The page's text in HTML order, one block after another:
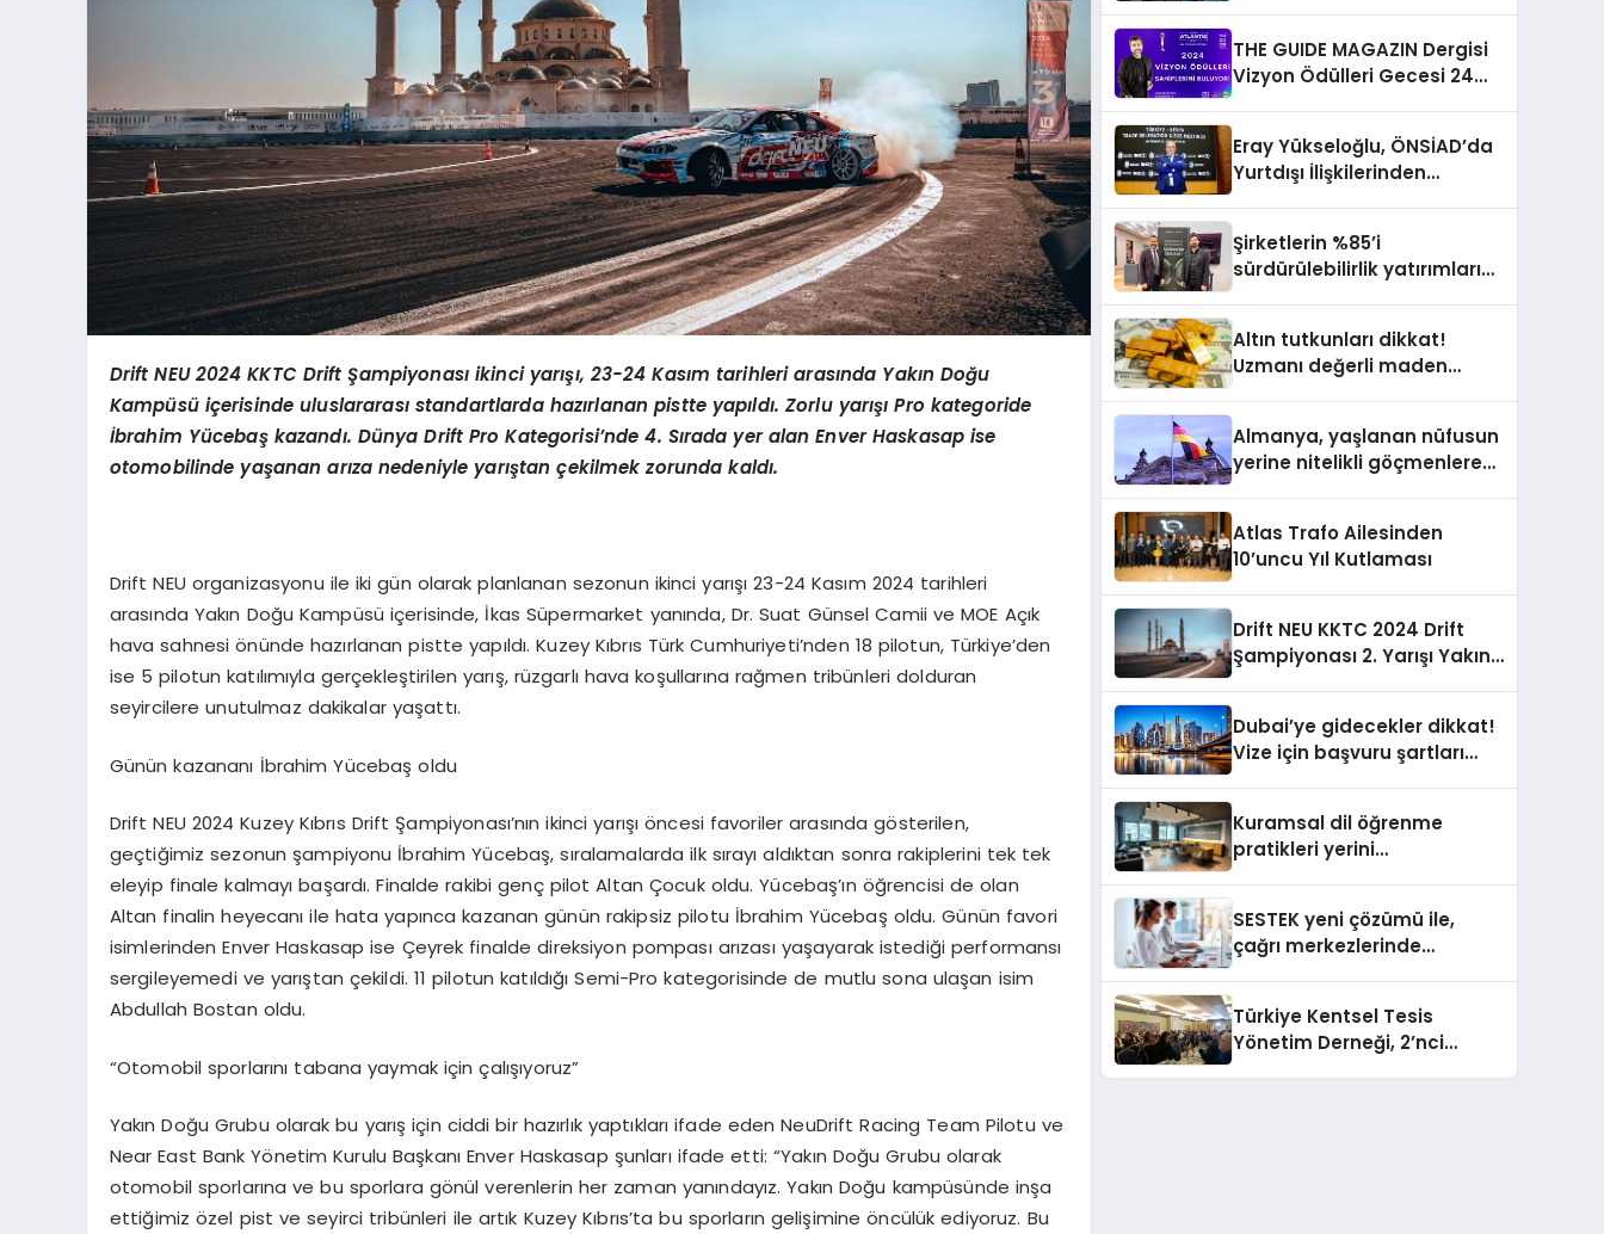
Drift NEU 2024 KKTC DriftŞampiyonası ikinci yarışı, 23-24 Kasım tarihleri arasında Yakın Doğu
Kampüsü içerisinde uluslararası standartlarda hazırlanan pistte yapıldı. Zorlu yarışı Pro kategoride
İbrahim Yücebaş kazandı. Dünya Drift Pro Kategorisi’nde 4. Sırada yer alan Enver Haskasap ise
otomobilinde yaşanan arıza nedeniyle yarıştan çekilmek zorunda kaldı.
Drift NEU organizasyonu ile iki gün olarak planlanan sezonun ikinci yarışı 23-24 Kasım 2024 tarihleri
arasında Yakın Doğu Kampüsü içerisinde, İkas Süpermarket yanında, Dr. Suat Günsel Camii ve MOE Açık
hava sahnesi önünde hazırlanan pistte yapıldı. Kuzey Kıbrıs Türk Cumhuriyeti’nden 18 pilotun, Türkiye’den
ise 5 pilotun katılımıyla gerçekleştirilen yarış, rüzgarlı hava koşullarına rağmen tribünleri dolduran
seyircilere unutulmaz dakikalar yaşattı.
Günün kazananı İbrahim Yücebaş oldu
Drift NEU 2024 Kuzey Kıbrıs Drift Şampiyonası’nın ikinci yarışı öncesi favoriler arasında gösterilen,
geçtiğimiz sezonun şampiyonu İbrahim Yücebaş, sıralamalarda ilk sırayı aldıktan sonra rakiplerini tek tek
eleyip finale kalmayı başardı. Finalde rakibi genç pilot Altan Çocuk oldu. Yücebaş’ın öğrencisi de olan
Altan finalin heyecanı ile hata yapınca kazanan günün rakipsiz pilotu İbrahim Yücebaş oldu. Günün favori
isimlerinden Enver Haskasap ise Çeyrek finalde direksiyon pompası arızası yaşayarak istediği performansı
sergileyemedi ve yarıştan çekildi. 11 pilotun katıldığı Semi-Pro kategorisinde de mutlu sona ulaşan isim
Abdullah Bostan oldu.
“Otomobil sporlarını tabana yaymak için çalışıyoruz”
Yakın Doğu Grubu olarak bu yarış için ciddi bir hazırlık yaptıkları ifade eden NeuDrift Racing Team Pilotu ve
Near East Bank Yönetim Kurulu Başkanı Enver Haskasap şunları ifade etti: “Yakın Doğu Grubu olarak
otomobil sporlarına ve bu sporlara gönül verenlerin her zaman yanındayız. Yakın Doğu kampüsünde inşa
ettiğimiz özel pist ve seyirci tribünleri ile artık Kuzey Kıbrıs’ta bu sporların gelişimine öncülük ediyoruz. Bu
THE GUIDE MAGAZIN Dergisi
Vizyon Ödülleri Gecesi 24
Eray Yükseloğlu, ÖNSİAD’da
Yurtdışı İlişkilerinden
Şirketlerin %85’i
sürdürülebilirlik yatırımlarını
Altın tutkunları dikkat!
Uzmanı değerli maden
Almanya, yaşlanan nüfusun
yerine nitelikli göçmenlere
Atlas Trafo Ailesinden
10’uncu Yıl Kutlaması
Drift NEU KKTC 2024 Drift
Şampiyonası 2. Yarışı Yakın
Dubai’ye gidecekler dikkat!
Vize için başvuru şartları
Kuramsal dil öğrenme
pratikleri yerini
SESTEK yeni çözümü ile,
çağrı merkezlerinde
Türkiye Kentsel Tesis
Yönetim Derneği, 2’nci